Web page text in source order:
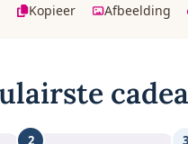
Kopieer Afbeelding
2 3